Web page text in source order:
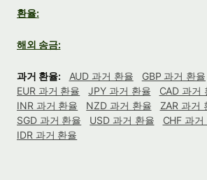
환율:
해외 송금:
과거 환율: AUD 과거 환율 GBP 과거 환율
EUR 과거 환율
JPY 과거 환율
CAD 과거
INR 과거 환율
NZD 과거 환율
ZAR 과거
SGD 과거 환율
USD 과거 환율
CHF 과거
IDR 과거 환율